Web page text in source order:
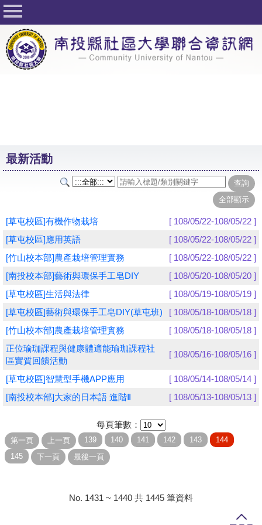
回首頁
關於社大
公佈欄
課程一覽表
志工與社團
友站連結
網路選課
學員專區
教師專區
評委專區
校務行政
最新活動
[草屯校區]有機作物栽培
[ 108/05/22-108/05/22 ]
[草屯校區]應用英語
[ 108/05/22-108/05/22 ]
[竹山校本部]農產栽培管理實務
[ 108/05/22-108/05/22 ]
[南投校本部]藝術與環保手工皂DIY
[ 108/05/20-108/05/20 ]
[草屯校區]生活與法律
[ 108/05/19-108/05/19 ]
[草屯校區]藝術與環保手工皂DIY(草屯班)
[ 108/05/18-108/05/18 ]
[竹山校本部]農產栽培管理實務
[ 108/05/18-108/05/18 ]
正位瑜珈課程與健康體適能瑜珈課程社
區實質回饋活動
[ 108/05/16-108/05/16 ]
[草屯校區]智慧型手機APP應用
[ 108/05/14-108/05/14 ]
[南投校本部]大家的日本語 進階Ⅱ
[ 108/05/13-108/05/13 ]
每頁筆數：
No. 1431 ~ 1440 共 1445 筆資料